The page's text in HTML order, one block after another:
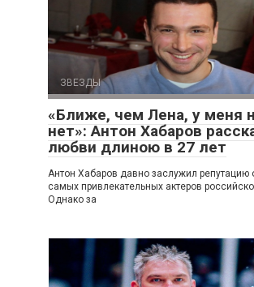
ЗВЕЗДЫ
«Ближе, чем Лена, у меня
нет»: Антон Хабаров
любви длиною в 27 лет
Антон Хабаров давно заслужил репутацию
самых привлекательных актеров
Однако за